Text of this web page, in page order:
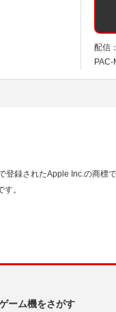
配信
録されたApple Inc.の商標で
。
ーム機をさがす